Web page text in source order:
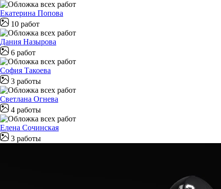
Екатерина Попова
10 работ
Дания Назырова
6 работ
София Такоева
3 работы
Светлана Огнева
4 работы
Елена Сочинская
3 работы